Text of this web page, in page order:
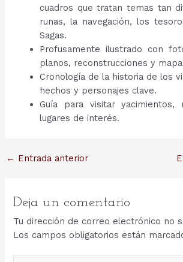
cuadros que tratan temas tan
runas, la navegación, los
Sagas.
Profusamente ilustrado con
planos, reconstrucciones y
Cronología de la historia de los
hechos y personajes clave.
Guía para visitar
lugares de interés.
Navegación
← Entrada anterior
Deja un comentario
Tu dirección de correo electrónico no
Los campos obligatorios están